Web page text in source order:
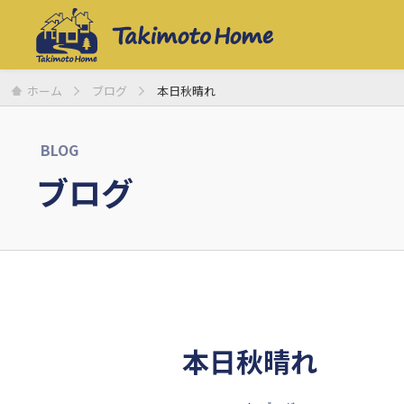
ホーム ブログ 本日秋晴れ
BLOG
ブログ
本日秋晴れ